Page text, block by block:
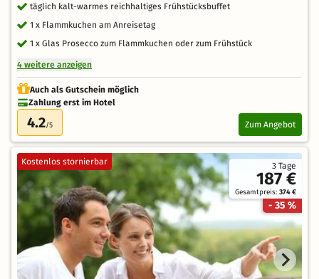
täglich kalt-warmes reichhaltiges Frühstücksbuffet
1 x Flammkuchen am Anreisetag
1 x Glas Prosecco zum Flammkuchen oder zum Frühstück
4 weitere anzeigen
Auch als Gutschein möglich
Zahlung erst im Hotel
4.2/5 Zum Angebot
Kostenlos stornierbar 3 Tage
187 €
Gesamtpreis: 374 €
- 35 %